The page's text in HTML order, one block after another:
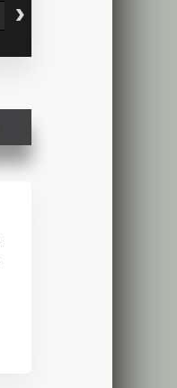
14 серия
›